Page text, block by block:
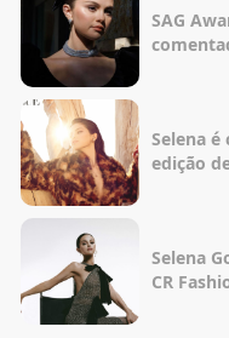
SAG
Selena é
edição
Selena
CR